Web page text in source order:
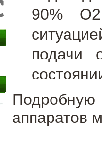
90%
подачи
аппаратов